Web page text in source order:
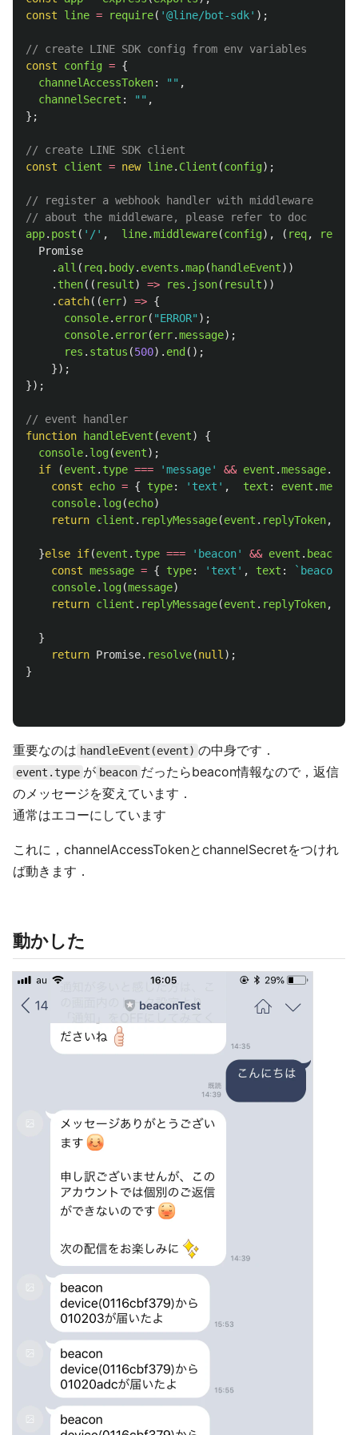
const
line = require( '@line/bot-sdk' );
// create LINE SDK config from env variables
const
config = {
channelAccessToken: "" ,
channelSecret : "" ,
};
// create LINE SDK client
const
client = new line. Client (config);
// register a webhook handler with middleware
// about the middleware, please refer to doc
app. post ( ' /' , line.middleware(config), ( req, res
Promise
. all ( req. body. events .map( handleEvent))
. then(( result) => res . json( result))
. catch((err) => {
console. error( "ERROR" );
console. error(err.message);
res . status (500). end ();
});
});
// event handler
function
handleEvent (event)
{
console. log(event);
if
(event . type === 'message' && event .message.
const
echo = { type: ' text ' , text : event .
console. log(echo)
return client . replyMessage(event . replyToken,
}else if(event . type === ' beacon' && event . beacon
const message = { type: ' text ' , text :
`beacon
console. log(message)
return client . replyMessage(event . replyToken,
}
return Promise. resolve(null );
}
重要なのは handleEvent(event) の中身です．
event.type が beacon だったらbeacon情報なので，返信
のメッセージを変えています．
通常はエコーにしています
これに，channelAccessTokenとchannelSecretをつけれ
ば動きます．
動かした